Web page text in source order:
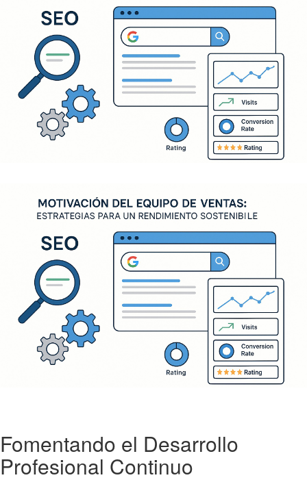
Fomentando el Desarrollo
Profesional Continuo